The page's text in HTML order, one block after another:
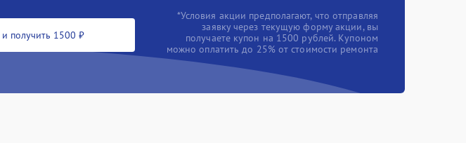
и получить 1500 ₽
*Условия акции предполагают, что отправляя
заявку через текущую форму акции, вы
получаете купон на 1500 рублей. Купоном
можно оплатить до 25% от стоимости ремонта